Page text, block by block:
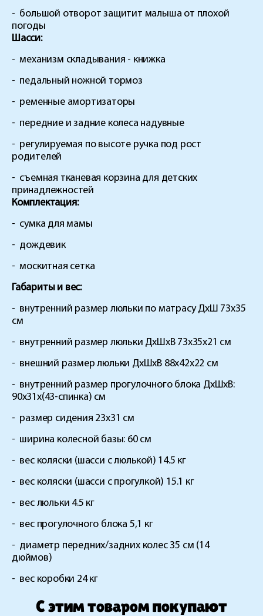
- большой отворот защитит малыша от плохой
погоды
Шасси:
- механизм складывания - книжка
- педальный ножной тормоз
- ременные амортизаторы
- передние и задние колеса надувные
- регулируемая по высоте ручка под рост
родителей
- съемная тканевая корзина для детских
принадлежностей
Комплектация:
- сумка для мамы
- дождевик
- москитная сетка
Габариты и вес:
- внутренний размер люльки по матрасу ДхШ 73х35
см
- внутренний размер люльки ДхШхВ 73х35х21 см
- внешний размер люльки ДхШхВ 88х42х22 см
- внутренний размер прогулочного блока ДхШхВ:
90х31х(43-спинка) см
- размер сидения 23х31 см
- ширина колесной базы: 60 см
- вес коляски (шасси с люлькой) 14.5 кг
- вес коляски (шасси с прогулкой) 15.1 кг
- вес люльки 4.5 кг
- вес прогулочного блока 5,1 кг
- диаметр передних/задних колес 35 см (14
дюймов)
- вес коробки 24 кг
C этим товаром покупают